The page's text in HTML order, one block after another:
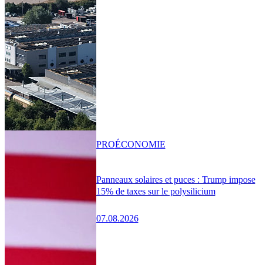
Panneaux solaires et puces : Trump impose
15% de taxes sur le polysilicium
07.08.2026
PROÉCONOMIE